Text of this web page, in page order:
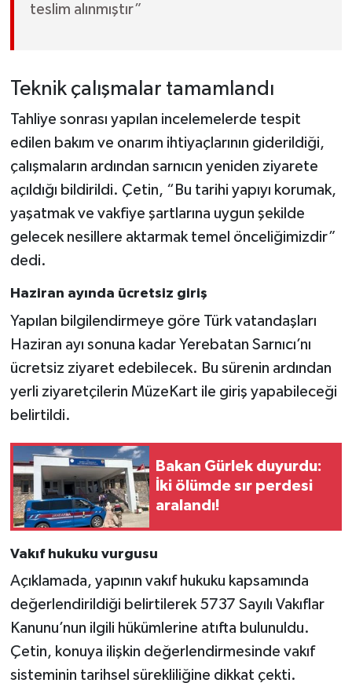
teslim alınmıştır”
Teknik çalışmalar tamamlandı
Tahliye sonrası yapılan incelemelerde tespit
edilen bakım ve onarım ihtiyaçlarının giderildiği,
çalışmaların ardından sarnıcın yeniden ziyarete
açıldığı bildirildi. Çetin, “Bu tarihi yapıyı korumak,
yaşatmak ve vakfiye şartlarına uygun şekilde
gelecek nesillere aktarmak temel önceliğimizdir”
dedi.
Haziran ayında ücretsiz giriş
Yapılan bilgilendirmeye göre Türk vatandaşları
Haziran ayı sonuna kadar Yerebatan Sarnıcı’nı
ücretsiz ziyaret edebilecek. Bu sürenin ardından
yerli ziyaretçilerin MüzeKart ile giriş yapabileceği
belirtildi.
Bakan Gürlek duyurdu:
İki ölümde sır perdesi
aralandı!
Vakıf hukuku vurgusu
Açıklamada, yapının vakıf hukuku kapsamında
değerlendirildiği belirtilerek 5737 Sayılı Vakıflar
Kanunu’nun ilgili hükümlerine atıfta bulunuldu.
Çetin, konuya ilişkin değerlendirmesinde vakıf
sisteminin tarihsel sürekliliğine dikkat çekti.